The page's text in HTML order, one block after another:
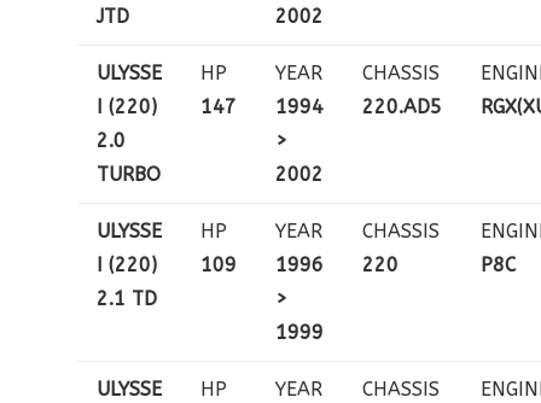
JTD
2002
ULYSSE
I (220)
2.0
TURBO
HP
147
YEAR
1994
>
2002
CHASSIS
220.AD5
ULYSSE
I (220)
2.1 TD
HP
109
YEAR
1996
>
1999
CHASSIS
220
P8C
ULYSSE
HP
YEAR
CHASSIS